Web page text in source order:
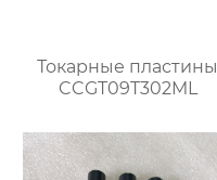
Токарные пластины
CCGT09T302ML